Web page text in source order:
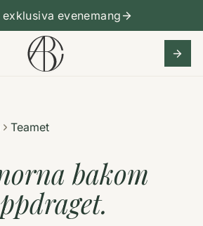
exklusiva evenemang
Teamet
bakom